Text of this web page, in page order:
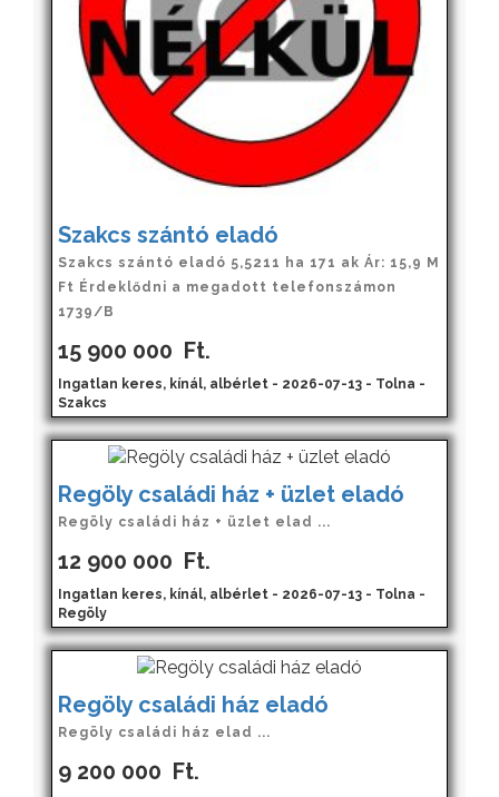
Szakcs szántó eladó
Szakcs szántó eladó 5,5211 ha 171 ak Ár: 15,9 M
Ft Érdeklődni a megadott telefonszámon
1739/B
15 900 000 Ft.
Ingatlan keres, kínál, albérlet - 2026-07-13 - Tolna -
Szakcs
Regöly családi ház + üzlet eladó
Regöly családi ház + üzlet elad ...
12 900 000 Ft.
Ingatlan keres, kínál, albérlet - 2026-07-13 - Tolna -
Regöly
Regöly családi ház eladó
Regöly családi ház elad ...
9 200 000 Ft.